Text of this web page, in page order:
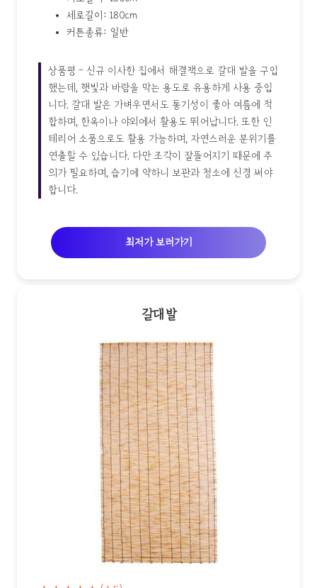
세로길이: 180cm
커튼종류: 일반
상품평 - 신규 이사한 집에서 해결책으로 갈대 발을 구입
했는데, 햇빛과 바람을 막는 용도로 유용하게 사용 중입
니다. 갈대 발은 가벼우면서도 통기성이 좋아 여름에 적
합하며, 한옥이나 야외에서 활용도 뛰어납니다. 또한 인
테리어 소품으로도 활용 가능하며, 자연스러운 분위기를
연출할 수 있습니다. 다만 조각이 잘뜰어지기 때문에 주
의가 필요하며, 습기에 약하니 보관과 청소에 신경 써야
합니다.
최저가 보러가기
갈대발